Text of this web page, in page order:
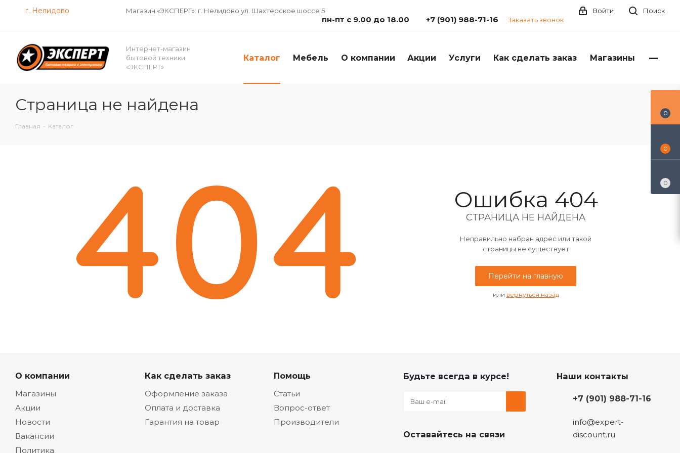
г. Нелидово Магазин «ЭКСПЕРТ»: г. Нелидово ул. Шахтёрское шоссе 5 Поиск
Войти
пн-пт с 9.00 до 18.00 +7 (901) 988-71-16 Заказать звонок
Интернет-магазин
бытовой техники
«ЭКСПЕРТ»
Каталог Мебель О компании Акции Услуги Как сделать заказ Магазины
Страница не найдена
Главная - Каталог
Ошибка 404
СТРАНИЦА НЕ НАЙДЕНА
Неправильно набран адрес или такой
страницы не существует
Перейти на главную
или вернуться назад
О компании
Магазины
Акции
Новости
Вакансии
Политика
Как сделать заказ
Оформление заказа
Оплата и доставка
Гарантия на товар
Помощь
Статьи
Вопрос-ответ
Производители
Будьте всегда в курсе!
Оставайтесь на связи
Наши контакты
+7 (901) 988-71-16
info@expert-
discount.ru
0
0
0